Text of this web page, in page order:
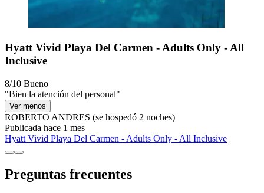
Hyatt Vivid Playa Del Carmen - Adults Only - All
Inclusive
8/10 Bueno
"Bien la atención del personal"
Ver menos
ROBERTO ANDRES (se hospedó 2 noches)
Publicada hace 1 mes
Hyatt Vivid Playa Del Carmen - Adults Only - All Inclusive
Preguntas frecuentes